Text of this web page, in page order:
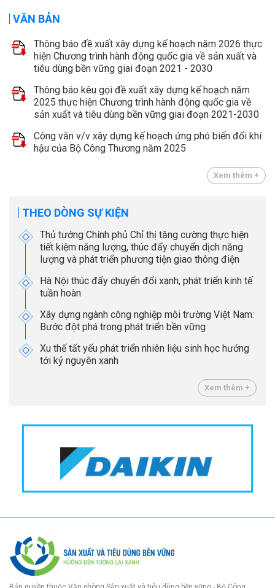
VĂN BẢN
Thông báo đề xuất xây dựng kế hoạch năm 2026 thực
hiện Chương trình hành động quốc gia về sản xuất và
tiêu dùng bền vững giai đoạn 2021 - 2030
Thông báo kêu gọi đề xuất xây dựng kế hoạch năm
2025 thực hiện Chương trình hành động quốc gia về
sản xuất và tiêu dùng bền vững giai đoạn 2021-2030
Công văn v/v xây dựng kế hoạch ứng phó biến đổi khí
hậu của Bộ Công Thương năm 2025
Xem thêm +
THEO DÒNG SỰ KIỆN
Thủ tướng Chính phủ Chỉ thị tăng cường thực hiện
tiết kiệm năng lượng, thúc đẩy chuyển dịch năng
lượng và phát triển phương tiện giao thông điện
Hà Nội thúc đẩy chuyển đổi xanh, phát triển kinh tế
tuần hoàn
Xây dựng ngành công nghiệp môi trường Việt Nam:
Bước đột phá trong phát triển bền vững
Xu thế tất yếu phát triển nhiên liệu sinh học hướng
tới kỷ nguyên xanh
Xem thêm +